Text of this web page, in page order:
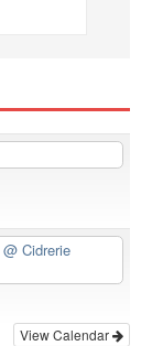
@ Cidrerie
View Calendar